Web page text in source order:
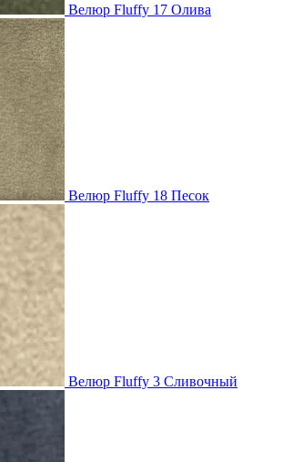
Велюр Fluffy 17 Олива
Велюр Fluffy 18 Песок
Велюр Fluffy 3 Сливочный